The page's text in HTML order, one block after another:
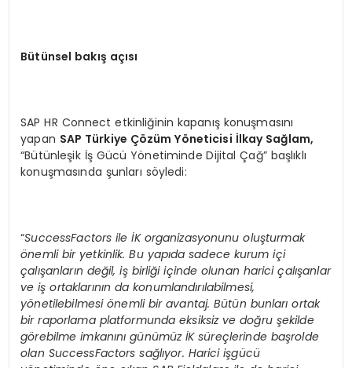
Bütünsel bakış açısı
SAP HR Connect etkinliğinin kapanış konuşmasını
yapan SAP Türkiye Çözüm Yöneticisi İlkay Sağlam,
“Bütünleşik İş Gücü Yönetiminde Dijital Çağ” başlıklı
konuşmasında şunları söyledi:
“SuccessFactors ileİK organizasyonunu oluşturmak
önemli bir yetkinlik. Bu yapıda sadece kurum içi
çalışanların değil, iş birliği içinde olunan harici çalışanlar
ve iş ortaklarının da konumlandırılabilmesi,
yönetilebilmesiönemli bir avantaj. Bütün bunları ortak
bir raporlama platformunda eksiksiz ve doğru şekilde
görebilme imkanını günümüz İK süreçlerinde başrolde
olan SuccessFactors sağlıyor. Harici işgücü